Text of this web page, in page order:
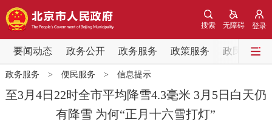
登录
无障碍
搜索
要闻动态 政务公开 政务服务 政策服务 政民互动
要闻动态
党中央精神 国务院信息
北京要闻 会议信息 部门动态
政务服务 > 便民服务 > 信息提示
至3月4日22时全市平均降雪4.3毫米 3月5日白天仍
有降雪 为何“正月十六雪打灯”